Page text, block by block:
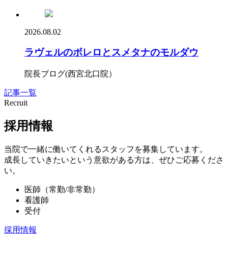
2026.08.02
ラヴェルのボレロとスメタナのモルダウ
院長ブログ(西宮北口院）
記事一覧
Recruit
採用情報
当院で一緒に働いてくれるスタッフを募集しています。
成長していきたいという意欲がある方は、ぜひご応募くださ
い。
医師（常勤/非常勤）
看護師
受付
採用情報